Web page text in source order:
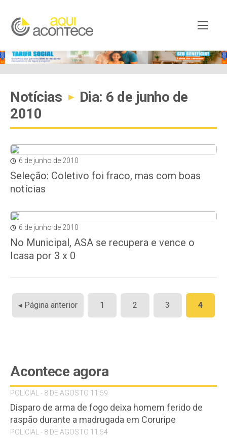
Notícias ▸
Dia: 6 de junho de
2010
6 de junho de 2010
Seleção: Coletivo foi fraco, mas com boas
notícias
6 de junho de 2010
No Municipal, ASA se recupera e vence o
Icasa por 3 x 0
Paginação
de
◂ Página anterior 1 2 3 4
Acontece agora
POLICIAL - 8 DE AGOSTO 11:59
Disparo de arma de fogo deixa homem ferido de
raspão durante a madrugada em Coruripe
POLICIAL - 8 DE AGOSTO 11:54